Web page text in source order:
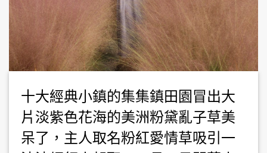
十大經典小鎮的集集鎮田園冒出大
片淡紫色花海的美洲粉黛亂子草美
呆了，主人取名粉紅愛情草吸引一